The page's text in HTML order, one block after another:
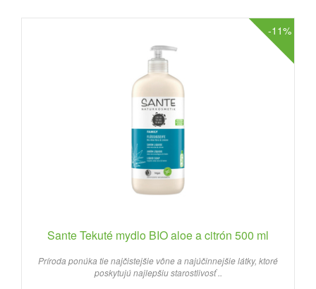
-11%
Sante Tekuté mydlo BIO aloe a citrón 500 ml
Príroda ponúka tie najčistejšie vône a najúčinnejšie látky, ktoré
poskytujú najlepšiu starostlivosť ..